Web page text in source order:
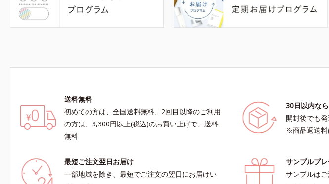
送料無料
初めての方は、全国送料無料、2回目以降のご利用
の方は、3,300円以上(税込)のお買い上げで、送料
無料
30日以内な
開封後でも
※商品返送料
最短ご注文翌日お届け
一部地域を除き、最短でご注文の翌日にお届けい
サンプルプレ
サンプルは